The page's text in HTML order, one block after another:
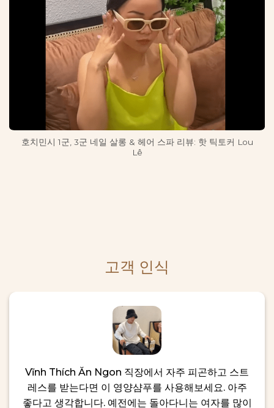
호치민시 1군, 3군 네일 살롱 & 헤어 스파 리뷰: 핫 틱토커 Lou
Lê
고객 인식
Vĩnh Thích Ăn Ngon 직장에서 자주 피곤하고 스트
레스를 받는다면 이 영양샴푸를 사용해보세요. 아주
좋다고 생각합니다. 예전에는 돌아다니는 여자를 많이